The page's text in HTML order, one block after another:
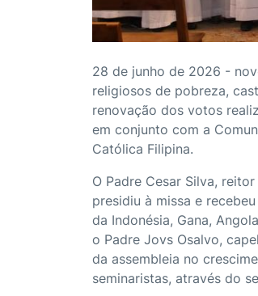
28 de junho de 2026 -
religiosos de pobreza,
renovação dos votos
em conjunto com a
Católica Filipina.
O Padre Cesar Silva,
presidiu à missa e
da Indonésia, Gana,
o Padre Jovs Osalvo,
da assembleia no
seminaristas, através do